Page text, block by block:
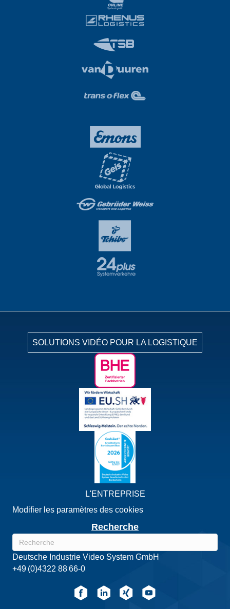
SOLUTIONS VIDÉO POUR LA LOGISTIQUE
L'ENTREPRISE
Modifier les paramètres des cookies
Recherche
Deutsche Industrie Video System GmbH
+49 (0)4322 88 66-0